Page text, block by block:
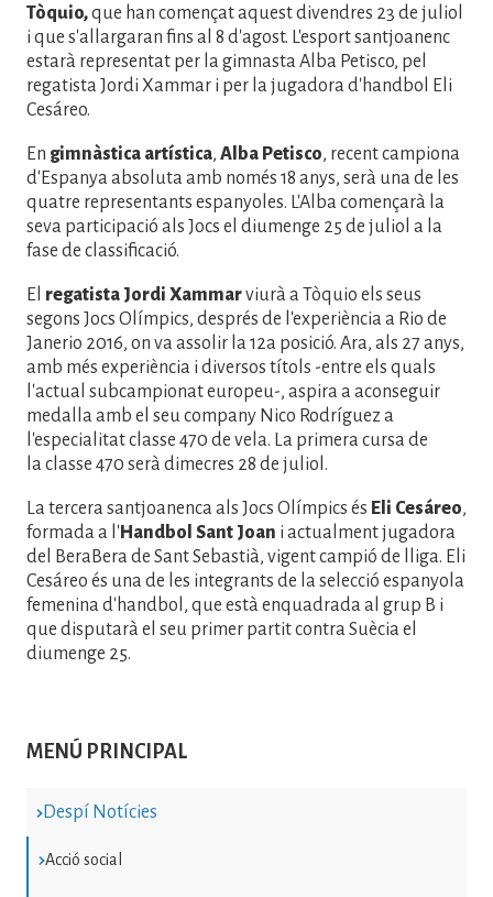
MENÚ PRINCIPAL
Despí Notícies
Acció social
Tòquio,que han començat aquest divendres 23 de juliol
i que s'allargaran fins al 8 d'agost. L'esport santjoanenc
estarà representat per la gimnasta Alba Petisco, pel
regatista Jordi Xammar i per la jugadora d'handbol Eli
Cesáreo.
En gimnàstica artística, Alba Petisco, recent campiona
d'Espanya absoluta amb només 18 anys, serà una de les
quatre representants espanyoles. L'Alba començarà la
seva participació als Jocs el diumenge 25 de juliol a la
fase de classificació.
El regatista Jordi Xammarviurà a Tòquio els seus
segons Jocs Olímpics, després de l'experiència a Rio de
Janerio 2016, on va assolir la 12a posició. Ara, als 27 anys,
amb més experiència i diversos títols -entre els quals
l'actual subcampionat europeu-, aspira a aconseguir
medalla amb el seu company Nico Rodríguez a
l'especialitat classe 470 de vela. La primera cursa de
la classe 470 serà dimecres 28 de juliol.
La tercera santjoanenca als Jocs Olímpics és Eli Cesáreo,
formada a l'Handbol Sant Joan i actualment jugadora
del BeraBera de Sant Sebastià, vigent campió de lliga. Eli
Cesáreo és una de les integrants de la selecció espanyola
femenina d'handbol, que està enquadrada al grup B i
que disputarà el seu primer partit contra Suècia el
diumenge 25.